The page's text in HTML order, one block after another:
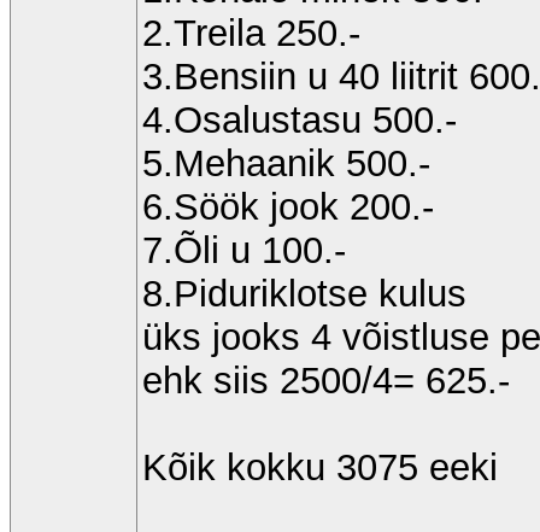
2.Treila 250.-
3.Bensiin u 40 liitrit
4.Osalustasu 500.-
5.Mehaanik 500.-
6.Söök jook 200.-
7.Õli u 100.-
8.Piduriklotse kulus
üks jooks 4 võistluse
ehk siis 2500/4= 625.-
Kõik kokku 3075 eeki